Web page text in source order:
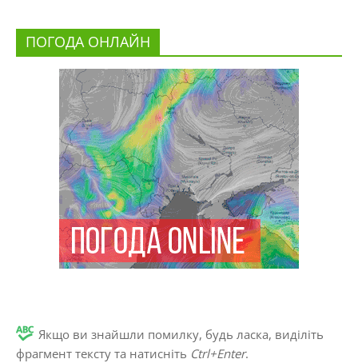
ПОГОДА ОНЛАЙН
Якщо ви знайшли помилку, будь ласка, виділіть
фрагмент тексту та натисніть Ctrl+Enter.